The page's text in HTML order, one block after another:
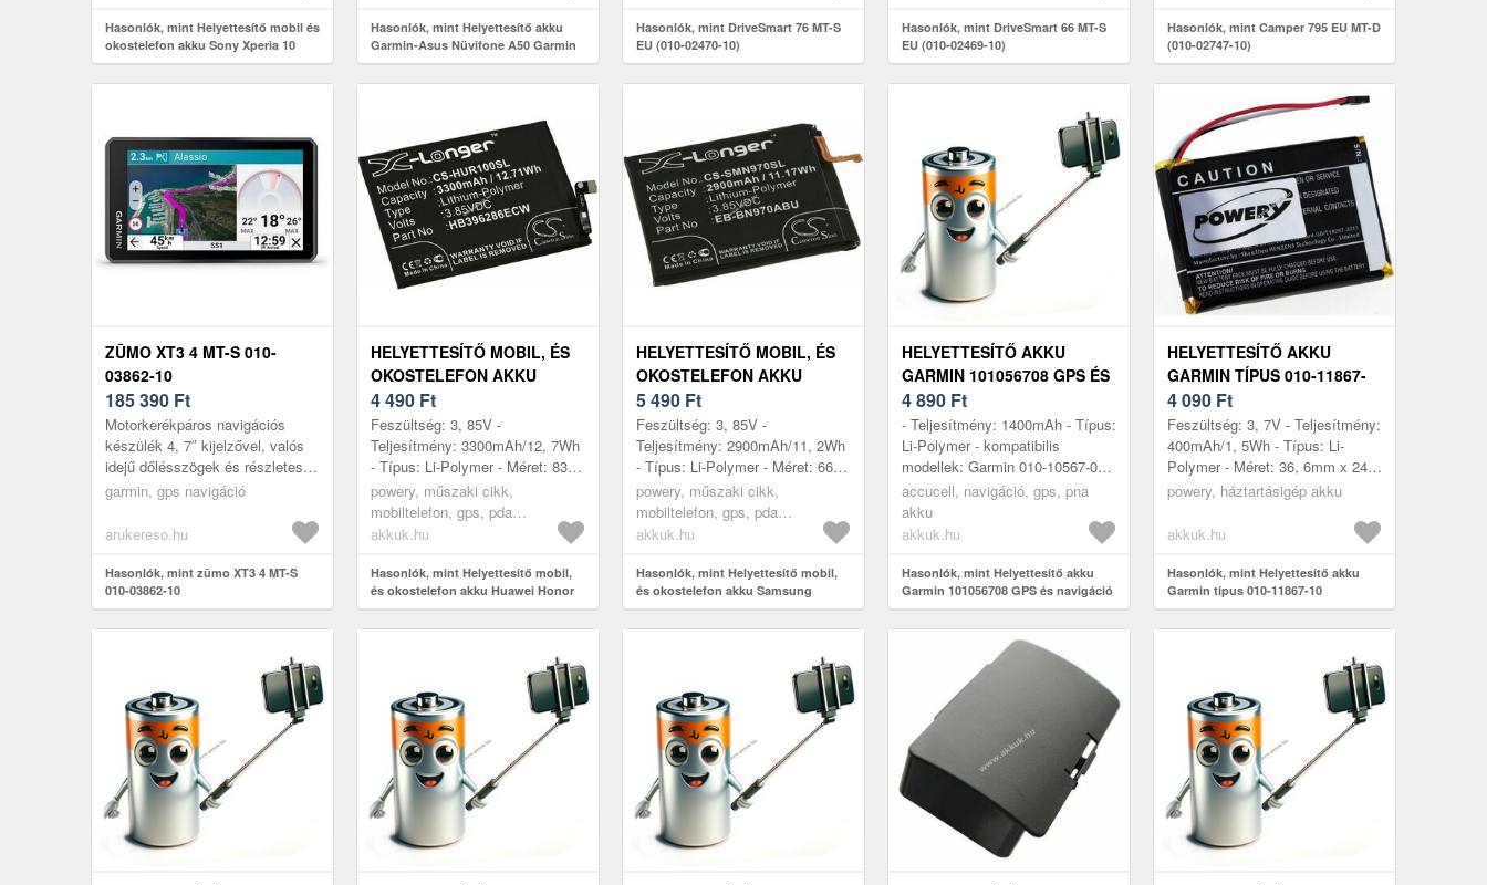
Hasonlók, mint Helyettesítő mobil és
okostelefon akku Sony Xperia 10
Hasonlók, mint Helyettesítő akku
Garmin-Asus Nüvifone A50 Garmin
Fone GPS és navigáció
Hasonlók, mint DriveSmart 76 MT-S
EU (010-02470-10)
Hasonlók, mint DriveSmart 66 MT-S
EU (010-02469-10)
Hasonlók, mint Camper 795 EU MT-D
(010-02747-10)
ZŪMO XT3 4 MT-S 010-
03862-10
185 390 Ft
Motorkerékpáros navigációs
készülék 4, 7″ kijelzővel, valós
idejű dőlésszögek és részletes
térképek megjelenítésével,
garmin, gps navigáció
arukereso.hu
Hasonlók, mint zūmo XT3 4 MT-S
010-03862-10
HELYETTESÍTŐ MOBIL, ÉS
OKOSTELEFON AKKU
HUAWEI HONOR 10 LITE
4 490 Ft
Feszültség: 3, 85V -
Teljesítmény: 3300mAh/12, 7Wh
- Típus: Li-Polymer - Méret: 83,
42mm x 61, 40mm x 3, 72mm
powery, műszaki cikk,
mobiltelefon, gps, pda
akkumulátor, töltő
akkuk.hu
Hasonlók, mint Helyettesítő mobil,
és okostelefon akku Huawei Honor
10 Lite
HELYETTESÍTŐ MOBIL, ÉS
OKOSTELEFON AKKU
SAMSUNG GALAXY NOTE
10
5 490 Ft
Feszültség: 3, 85V -
Teljesítmény: 2900mAh/11, 2Wh
- Típus: Li-Polymer - Méret: 66,
56mm x 55, 00mm x 4, 85mm
powery, műszaki cikk,
mobiltelefon, gps, pda
akkumulátor, töltő
akkuk.hu
Hasonlók, mint Helyettesítő mobil,
és okostelefon akku Samsung
Galaxy Note 10
HELYETTESÍTŐ AKKU
GARMIN 101056708 GPS ÉS
NAVIGÁCIÓ
4 890 Ft
- Teljesítmény: 1400mAh - Típus:
Li-Polymer - kompatibilis
modellek: Garmin 010-10567-08,
Garmin 101056708, IA1XB12H2,
1A1XB12H2
accucell, navigáció, gps, pna
akku
akkuk.hu
Hasonlók, mint Helyettesítő akku
Garmin 101056708 GPS és navigáció
HELYETTESÍTŐ AKKU
GARMIN TÍPUS 010-11867-
10
4 090 Ft
Feszültség: 3, 7V - Teljesítmény:
400mAh/1, 5Wh - Típus: Li-
Polymer - Méret: 36, 6mm x 24,
9mm x 5, 4mm
powery, háztartásigép akku
akkuk.hu
Hasonlók, mint Helyettesítő akku
Garmin típus 010-11867-10